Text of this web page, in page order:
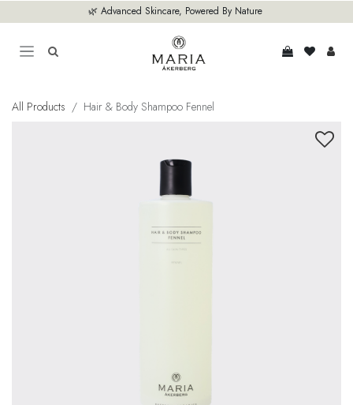
🌿 Advanced Skincare, Powered By Nature
All Products Hair & Body Shampoo Fennel